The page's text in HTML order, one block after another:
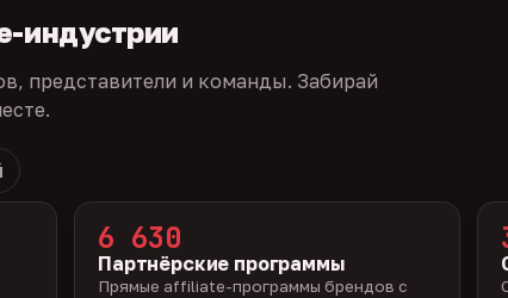
индустрии
представители и команды. Забирай
6 630
Партнёрские программы
Прямые affiliate-программы брендов с